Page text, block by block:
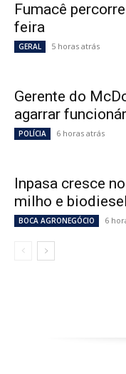
Fumacê
feira
GERAL 5 horas atrás
Gerente do
agarrar
POLÍCIA 6 horas atrás
Inpasa cresce
milho e biodiesel
BOCA AGRONEGÓCIO 6